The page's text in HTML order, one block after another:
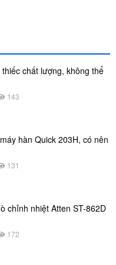
chất lượng, không thể
143
hàn Quick 203H, có nên
131
chỉnh nhiệt Atten ST-862D
172